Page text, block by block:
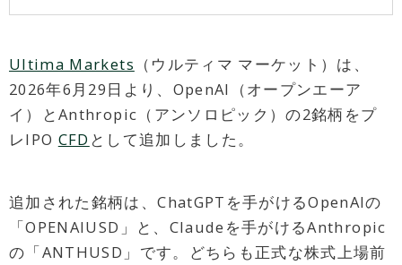
Ultima Markets （ウルティマ マーケット）は、
2026年6月29日より、OpenAI（オープンエーア
イ）とAnthropic（アンソロピック）の2銘柄をプ
レIPO CFD として追加しました。
追加された銘柄は、ChatGPTを手がけるOpenAIの
「OPENAIUSD」と、Claudeを手がけるAnthropic
の「ANTHUSD」です。どちらも正式な株式上場前